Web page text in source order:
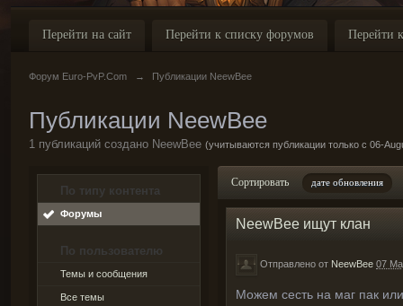
Перейти на сайт Перейти к списку форумов Перейти
Форум Euro-PvP.Com → Публикации NeewBee
Публикации NeewBee
1 публикаций создано NeewBee (учитываются публикации только с 06-
По типу контента
Форумы
По пользователю
Темы и сообщения
Все темы
Сортировать дате обновления
NeewBee ищут клан
Отправлено от NeewBee 07
Можем сесть на маг пак